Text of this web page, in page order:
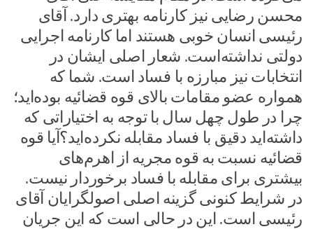
محسن رضایی نیز کارنامه بهتری دارد. آقای
رئیسی انسان خوبی هستند اما کارنامه اجرایی
دولتی نداشته‌است. شعار اصلی ایشان در
انتخابات نیز مبارزه با فساد است. شما که
همواره عضو مقامات بالای قوه قضائیه بوده‌اید؛
چرا در طول چهل سال با توجه به اختیاراتی که
داشته‌اید دقیق با فساد مقابله نکرده‌اید؟آیا قوه
قضائیه نسبت به قوه مجریه از اهرم‌های
بیشتری برای مقابله با فساد برخوردار نیست.
در شرایط کنونی گزینه اصلی اصولگرایان آقای
رئیسی است. این در حالی است که این جریان